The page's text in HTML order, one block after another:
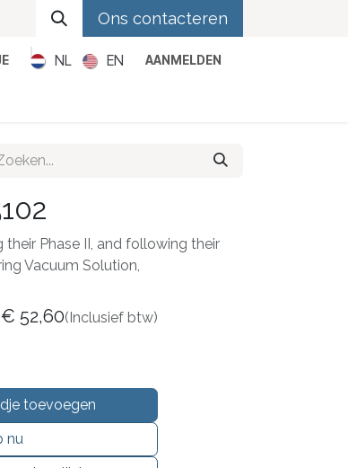
Ons contacteren
NL EN AANMELDEN
Phase II, and following their
Vacuum Solution,
toevoegen
nu
€ 52,60(Inclusief btw)